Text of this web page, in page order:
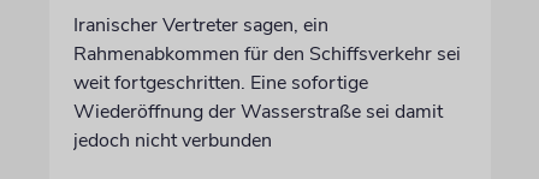
Iranischer Vertreter sagen, ein
Rahmenabkommen für den Schiffsverkehr sei
weit fortgeschritten. Eine sofortige
Wiederöffnung der Wasserstraße sei damit
jedoch nicht verbunden